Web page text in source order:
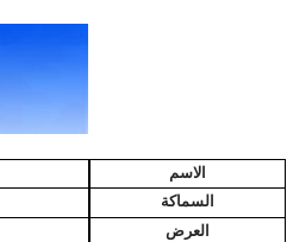
الاسم
السماكة
العرض